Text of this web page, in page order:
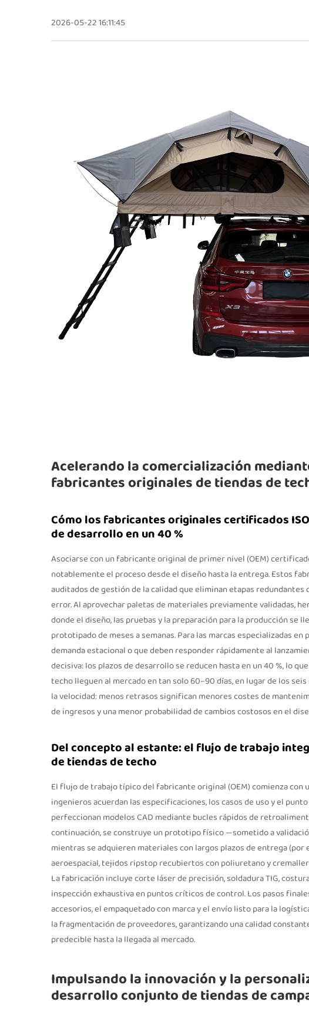
2026-05-22 16:11:45
Acelerando la comercialización
fabricantes originales de tiendas de
Cómo los fabricantes originales certificados
de desarrollo en un 40 %
Asociarse con un fabricante original de primer nivel (OEM)
notablemente el proceso desde el diseño hasta la entrega. Estos
auditados de gestión de la calidad que eliminan etapas
error. Al aprovechar paletas de materiales previamente validadas,
donde el diseño, las pruebas y la preparación para la producción se
prototipado de meses a semanas. Para las marcas especializadas
demanda estacional o que deben responder rápidamente al
decisiva: los plazos de desarrollo se reducen hasta en un 40 %, lo
techo lleguen al mercado en tan solo 60–90 días, en lugar de los
la velocidad: menos retrasos significan menores costes de
de ingresos y una menor probabilidad de cambios costosos en el
Del concepto al estante: el flujo de trabajo
de tiendas de techo
El flujo de trabajo típico del fabricante original (OEM) comienza con
ingenieros acuerdan las especificaciones, los casos de uso y el
perfeccionan modelos CAD mediante bucles rápidos de
continuación, se construye un prototipo físico —sometido a
mientras se adquieren materiales con largos plazos de entrega
aeroespacial, tejidos ripstop recubiertos con poliuretano y
La fabricación incluye corte láser de precisión, soldadura TIG,
inspección exhaustiva en puntos críticos de control. Los pasos
accesorios, el empaquetado con marca y el envío listo para la
la fragmentación de proveedores, garantizando una calidad
predecible hasta la llegada al mercado.
Impulsando la innovación y la
desarrollo conjunto de tiendas de